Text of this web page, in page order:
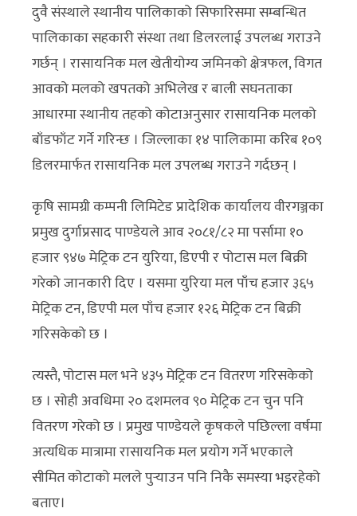
दुवै संस्थाले स्थानीय पालिकाको सिफारिसमा सम्बन्धित
पालिकाका सहकारी संस्था तथा डिलरलाई उपलब्ध गराउने
गर्छन् । रासायनिक मल खेतीयोग्य जमिनको क्षेत्रफल, विगत
आवको मलको खपतको अभिलेख र बाली सघनताका
आधारमा स्थानीय तहको कोटाअनुसार रासायनिक मलको
बाँडफाँट गर्ने गरिन्छ । जिल्लाका १४ पालिकामा करिब १०९
डिलरमार्फत रासायनिक मल उपलब्ध गराउने गर्दछन् ।
कृषि सामग्री कम्पनी लिमिटेड प्रादेशिक कार्यालय वीरगञ्जका
प्रमुख दुर्गाप्रसाद पाण्डेयले आव २०८१/८२ मा पर्सामा १०
हजार ९४७ मेट्रिक टन युरिया, डिएपी र पोटास मल बिक्री
गरेको जानकारी दिए । यसमा युरिया मल पाँच हजार ३६५
मेट्रिक टन, डिएपी मल पाँच हजार १२६ मेट्रिक टन बिक्री
गरिसकेको छ ।
त्यस्तै, पोटास मल भने ४३५ मेट्रिक टन वितरण गरिसकेको
छ । सोही अवधिमा २० दशमलव ९० मेट्रिक टन चुन पनि
वितरण गरेको छ । प्रमुख पाण्डेयले कृषकले पछिल्ला वर्षमा
अत्यधिक मात्रामा रासायनिक मल प्रयोग गर्ने भएकाले
सीमित कोटाको मलले पुर्‍याउन पनि निकै समस्या भइरहेको
बताए।